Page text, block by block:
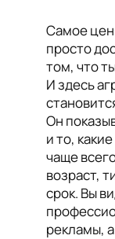
Самое
просто
том, что
И здесь
Он
и то,
чаще
возраст,
срок. Вы
рекламы,